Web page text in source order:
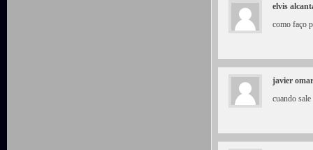
elvis
como faço
javier
cuando